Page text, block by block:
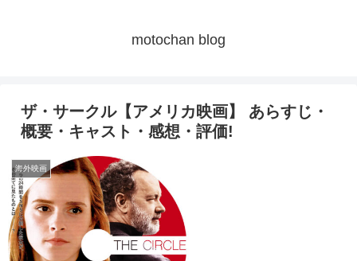
motochan blog
ザ・サークル【アメリカ映画】 あらすじ・
概要・キャスト・感想・評価!
海外映画